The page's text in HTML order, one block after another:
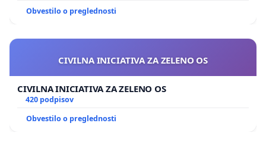
Obvestilo o preglednosti
CIVILNA INICIATIVA ZA ZELENO OS
CIVILNA INICIATIVA ZA ZELENO OS
420 podpisov
Obvestilo o preglednosti